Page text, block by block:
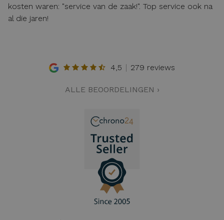
kosten waren: "service van de zaak!". Top service ook na
al die jaren!
4,5 279 reviews
ALLE BEOORDELINGEN ›